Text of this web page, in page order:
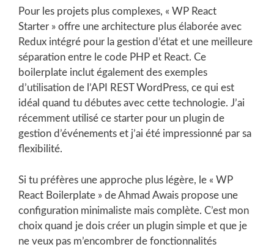
Pour les projets plus complexes, « WP React
Starter » offre une architecture plus élaborée avec
Redux intégré pour la gestion d’état et une meilleure
séparation entre le code PHP et React. Ce
boilerplate inclut également des exemples
d’utilisation de l’API REST WordPress, ce qui est
idéal quand tu débutes avec cette technologie. J’ai
récemment utilisé ce starter pour un plugin de
gestion d’événements et j’ai été impressionné par sa
flexibilité.
Si tu préfères une approche plus légère, le « WP
React Boilerplate » de Ahmad Awais propose une
configuration minimaliste mais complète. C’est mon
choix quand je dois créer un plugin simple et que je
ne veux pas m’encombrer de fonctionnalités